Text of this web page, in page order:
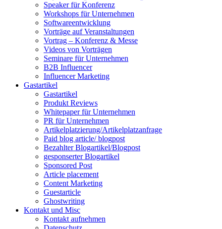
Speaker für Konferenz
Workshops für Unternehmen
Softwareentwicklung
Vorträge auf Veranstaltungen
Vortrag – Konferenz & Messe
Videos von Vorträgen
Seminare für Unternehmen
B2B Influencer
Influencer Marketing
Gastartikel
Gastartikel
Produkt Reviews
Whitepaper für Unternehmen
PR für Unternehmen
Artikelplatzierung/Artikelplatzanfrage
Paid blog article/ blogpost
Bezahlter Blogartikel/Blogpost
gesponserter Blogartikel
Sponsored Post
Article placement
Content Marketing
Guestarticle
Ghostwriting
Kontakt und Misc
Kontakt aufnehmen